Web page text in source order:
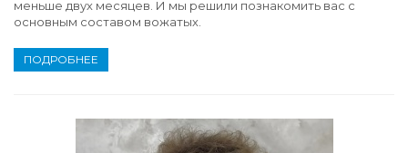
меньше двух месяцев. И мы решили познакомить вас с
основным составом вожатых.
ПОДРОБНЕЕ